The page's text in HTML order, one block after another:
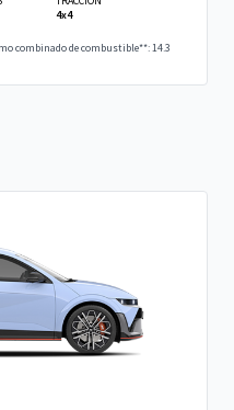
4x4
combinado de combustible**: 14.3